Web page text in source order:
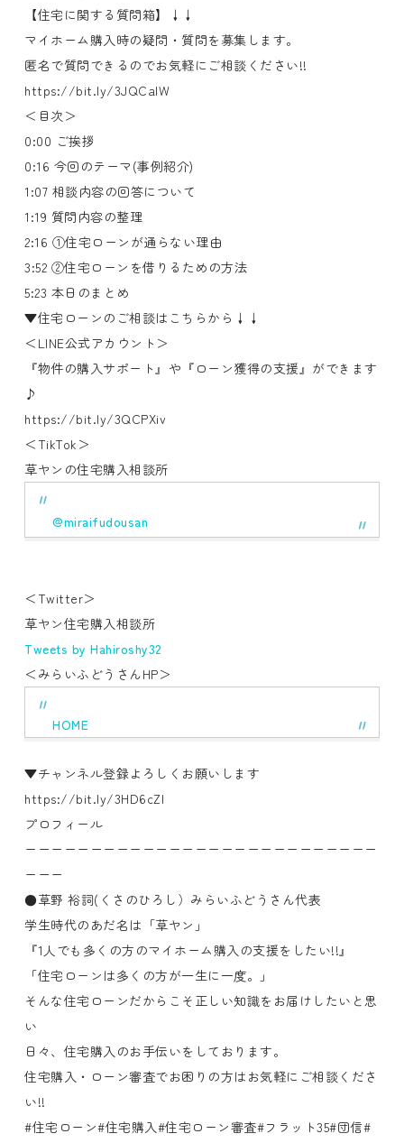
【住宅に関する質問箱】↓↓
マイホーム購入時の疑問・質問を募集します。
匿名で質問できるのでお気軽にご相談ください!!
https://bit.ly/3JQCalW
＜目次＞
0:00 ご挨拶
0:16 今回のテーマ(事例紹介)
1:07 相談内容の回答について
1:19 質問内容の整理
2:16 ①住宅ローンが通らない理由
3:52 ②住宅ローンを借りるための方法
5:23 本日のまとめ
▼住宅ローンのご相談はこちらから↓↓
＜LINE公式アカウント＞
『物件の購入サポート』や『ローン獲得の支援』ができます
♪
https://bit.ly/3QCPXiv
＜TikTok＞
草ヤンの住宅購入相談所
@miraifudousan
＜Twitter＞
草ヤン住宅購入相談所
Tweets by Hahiroshy32
＜みらいふどうさんHP＞
HOME
▼チャンネル登録よろしくお願いします
https://bit.ly/3HD6cZl
プロフィール
ーーーーーーーーーーーーーーーーーーーーーーーーーーー
ーーー
●草野 裕詞(くさのひろし）みらいふどうさん代表
学生時代のあだ名は「草ヤン」
『1人でも多くの方のマイホーム購入の支援をしたい!!』
「住宅ローンは多くの方が一生に一度。」
そんな住宅ローンだからこそ正しい知識をお届けしたいと思
い
日々、住宅購入のお手伝いをしております。
住宅購入・ローン審査でお困りの方はお気軽にご相談くださ
い!!
#住宅ローン#住宅購入#住宅ローン審査#フラット35#団信#